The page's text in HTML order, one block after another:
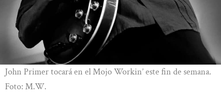
John Primer tocará en el Mojo Workin’ este fin de semana.
Foto: M.W.